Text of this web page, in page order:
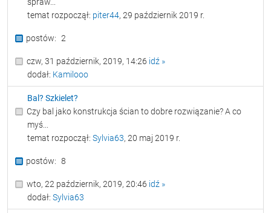
spraw...
temat rozpoczął: piter44, 29 październik 2019 r.
2
czw, 31 październik, 2019, 14:26 idź »
dodał: Kamilooo
Bal? Szkielet?
Czy bal jako konstrukcja ścian to dobre rozwiązanie? A co
myś...
temat rozpoczął: Sylvia63, 20 maj 2019 r.
8
wto, 22 październik, 2019, 20:46 idź »
dodał: Sylvia63